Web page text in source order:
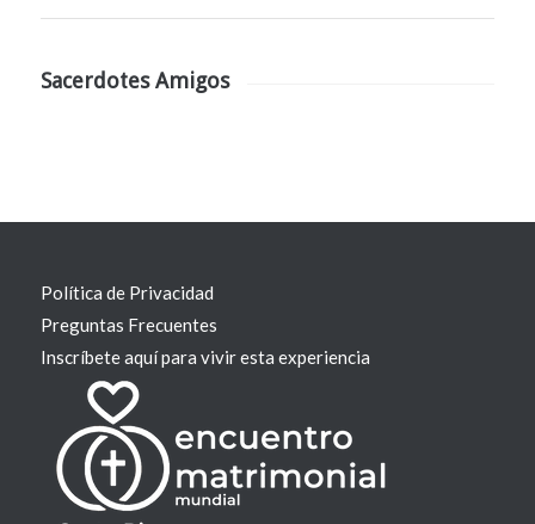
Sacerdotes Amigos
Política de Privacidad
Preguntas Frecuentes
Inscríbete aquí para vivir esta experiencia